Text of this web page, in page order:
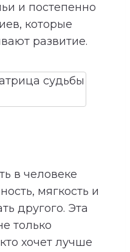
и постепенно
которые
развитие.
в человеке
мягкость и
другого. Эта
только
хочет лучше